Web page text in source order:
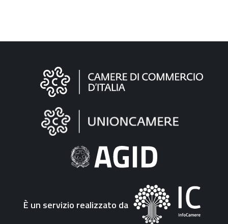
Informazioni
"Fattura
Elettronica"
È un servizio realizzato da